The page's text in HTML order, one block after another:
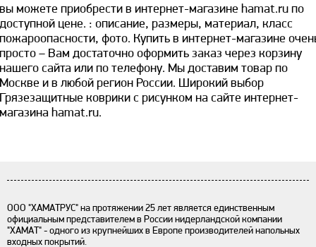
вы можете приобрести в интернет-магазине hamat.ru по
доступной цене. ​: описание, размеры, материал, класс
пожароопасности, фото. Купить в интернет-магазине
просто – Вам достаточно оформить заказ через корзину
нашего сайта или по телефону. Мы доставим товар по
Москве и в любой регион России. Широкий выбор
Грязезащитные коврики с рисунком на сайте интернет-
магазина hamat.ru.
ООО "ХАМАТРУС" на протяжении 25 лет является единственным
официальным представителем в России нидерландской компании
"ХАМАТ" - одного из крупнейших в Европе производителей напольных
входных покрытий.